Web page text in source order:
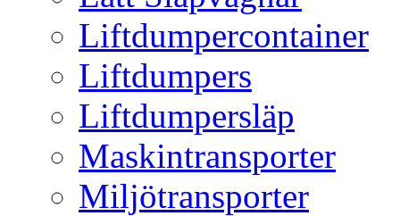
Liftdumpercontainer
Liftdumpers
Liftdumpersläp
Maskintransporter
Miljötransporter